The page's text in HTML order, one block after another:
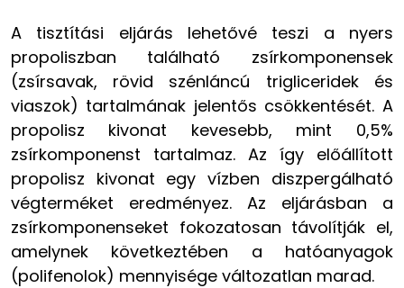
A tisztítási eljárás lehetővé teszi a nyers
propoliszban található zsírkomponensek
(zsírsavak, rövid szénláncú trigliceridek és
viaszok) tartalmának jelentős csökkentését. A
propolisz kivonat kevesebb, mint 0,5%
zsírkomponenst tartalmaz. Az így előállított
propolisz kivonat egy vízben diszpergálható
végterméket eredményez. Az eljárásban a
zsírkomponenseket fokozatosan távolítják el,
amelynek következtében a hatóanyagok
(polifenolok) mennyisége változatlan marad.